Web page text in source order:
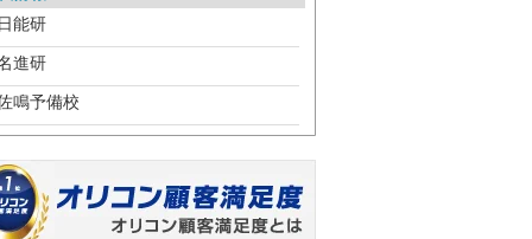
能研
進研
鳴予備校